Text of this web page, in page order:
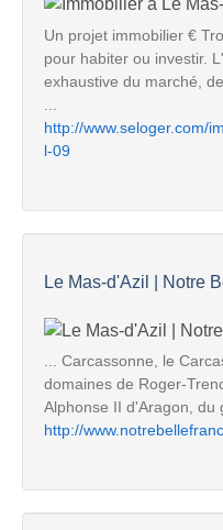
Un projet immobilier €
pour habiter ou investir.
exhaustive du marché,
http://www.seloger.com/
l-09
Le Mas-d'Azil | Notre
... Carcassonne, le
domaines de Roger-
Alphonse II d'Aragon, du
http://